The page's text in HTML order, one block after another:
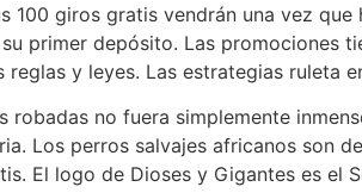
100 giros gratis vendrán una vez
primer depósito. Las
reglas y leyes. Las estrategias ruleta
robadas no fuera simplemente
Los perros salvajes africanos son
El logo de Dioses y Gigantes es el